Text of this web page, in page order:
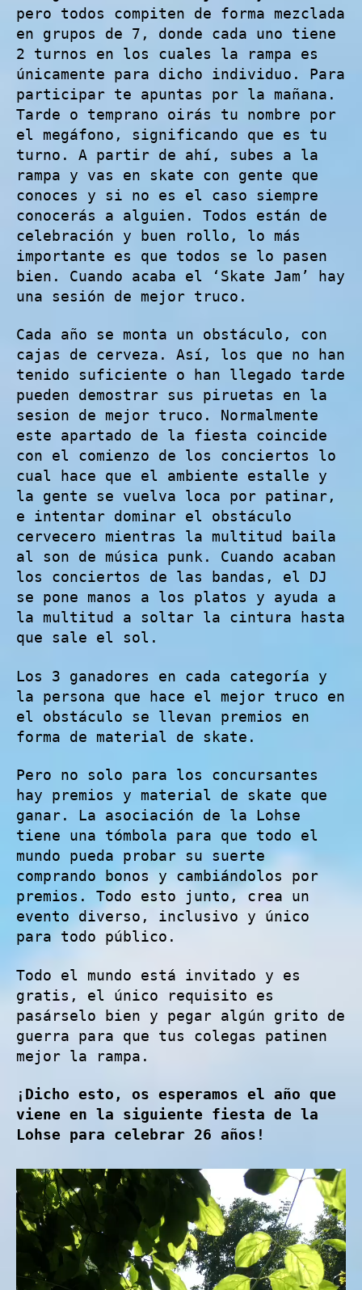
pero todos compiten de forma mezclada
en grupos de 7, donde cada uno tiene
2 turnos en los cuales la rampa es
únicamente para dicho individuo. Para
participar te apuntas por la mañana.
Tarde o temprano oirás tu nombre por
el megáfono, significando que es tu
turno. A partir de ahí, subes a la
rampa y vas en skate con gente que
conoces y si no es el caso siempre
conocerás a alguien. Todos están de
celebración y buen rollo, lo más
importante es que todos se lo pasen
bien. Cuando acaba el ‘Skate Jam’ hay
una sesión de mejor truco.
Cada año se monta un obstáculo, con
cajas de cerveza. Así, los que no han
tenido suficiente o han llegado tarde
pueden demostrar sus piruetas en la
sesion de mejor truco. Normalmente
este apartado de la fiesta coincide
con el comienzo de los conciertos lo
cual hace que el ambiente estalle y
la gente se vuelva loca por patinar,
e intentar dominar el obstáculo
cervecero mientras la multitud baila
al son de música punk. Cuando acaban
los conciertos de las bandas, el DJ
se pone manos a los platos y ayuda a
la multitud a soltar la cintura hasta
que sale el sol.
Los 3 ganadores en cada categoría y
la persona que hace el mejor truco en
el obstáculo se llevan premios en
forma de material de skate.
Pero no solo para los concursantes
hay premios y material de skate que
ganar. La asociación de la Lohse
tiene una tómbola para que todo el
mundo pueda probar su suerte
comprando bonos y cambiándolos por
premios. Todo esto junto, crea un
evento diverso, inclusivo y único
para todo público.
Todo el mundo está invitado y es
gratis, el único requisito es
pasárselo bien y pegar algún grito de
guerra para que tus colegas patinen
mejor la rampa.
¡Dicho esto, os esperamos el año que
viene en la siguiente fiesta de la
Lohse para celebrar 26 años!